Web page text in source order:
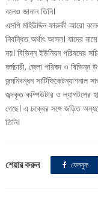
বলেও জানান তিনি।
এসপি মহিউদ্দিন ফারুকী আরো
নিবন্ধিত অর্থাৎ আসল। যাদের
নয়। বিভিন্ন ইউনিয়ন পরিষদের
কর্মচারী, জেলা পরিষদ ও বিভিন্ন
জন্মনিবন্ধন সার্টিফিকেটন্যাশনাল
জব্দকৃত কম্পিউটার ও ল্যাপটপের
গেছে। এ চক্রের সঙ্গে জড়িত
তিনি।
শেয়ার করুন ফেসবুক